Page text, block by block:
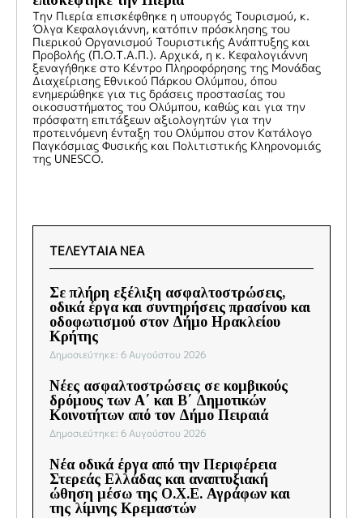
Την Πιερία επισκέφθηκε η υπουργός Τουρισμού, κ.
Όλγα Κεφαλογιάννη, κατόπιν πρόσκλησης του
Πιερικού Οργανισμού Τουριστικής Ανάπτυξης και
Προβολής (Π.Ο.Τ.Α.Π.). Αρχικά, η κ. Κεφαλογιάννη
ξεναγήθηκε στο Κέντρο Πληροφόρησης της Μονάδας
Διαχείρισης Εθνικού Πάρκου Ολύμπου, όπου
ενημερώθηκε για τις δράσεις προστασίας του
οικοσυστήματος του Ολύμπου, καθώς και για την
πρόσφατη επιτάξεων αξιολογητών για την
προτεινόμενη ένταξη του Ολύμπου στον Κατάλογο
Παγκόσμιας Φυσικής και Πολιτιστικής Κληρονομιάς
της UNESCO.
ΤΕΛΕΥΤΑΙΑ ΝΕΑ
Σε πλήρη εξέλιξη ασφαλτοστρώσεις,
οδικά έργα και συντηρήσεις πρασίνου και
οδοφωτισμού στον Δήμο Ηρακλείου
Κρήτης
Δημοσιεύτηκε: 6 Αυγούστου 2026
Νέες ασφαλτοστρώσεις σε κομβικούς
δρόμους των Α΄ και Β΄ Δημοτικών
Κοινοτήτων από τον Δήμο Πειραιά
Δημοσιεύτηκε: 6 Αυγούστου 2026
Νέα οδικά έργα από την Περιφέρεια
Στερεάς Ελλάδας και αναπτυξιακή
ώθηση μέσω της Ο.Χ.Ε. Αγράφων και
της λίμνης Κρεμαστών